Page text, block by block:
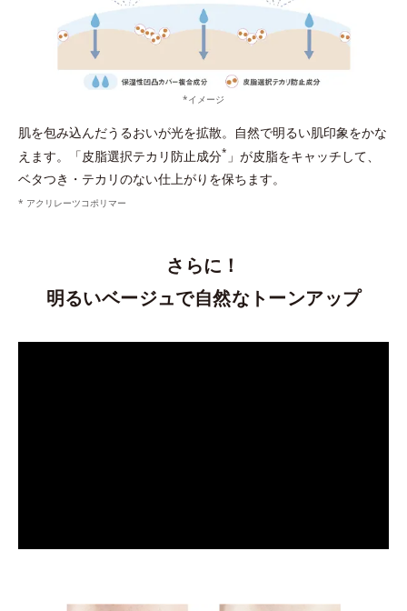
*イメージ
肌を包み込んだうるおいが光を拡散。自然で明るい肌印象をかな
えます。「皮脂選択テカリ防止成分* 」が皮脂をキャッチして、
ベタつき・テカリのない仕上がりを保ちます。
* アクリレーツコポリマー
さらに！
明るいベージュで自然なトーンアップ